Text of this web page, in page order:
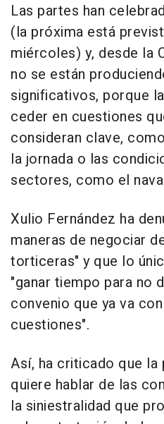
Las partes han
(la próxima está
miércoles) y, desde la
no se están
significativos, porque
ceder en cuestiones
consideran clave,
la jornada o las
sectores, como el
Xulio Fernández ha
maneras de negociar
torticeras" y que lo
"ganar tiempo para no
convenio que ya va
cuestiones".
Así, ha criticado que
quiere hablar de las
la siniestralidad que